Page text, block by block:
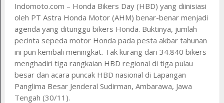
Indomoto.com – Honda Bikers Day (HBD) yang diinisiasi
oleh PT Astra Honda Motor (AHM) benar-benar menjadi
agenda yang ditunggu bikers Honda. Buktinya, jumlah
pecinta sepeda motor Honda pada pesta akbar tahunan
ini pun kembali meningkat. Tak kurang dari 34.840 bikers
menghadiri tiga rangkaian HBD regional di tiga pulau
besar dan acara puncak HBD nasional di Lapangan
Panglima Besar Jenderal Sudirman, Ambarawa, Jawa
Tengah (30/11).